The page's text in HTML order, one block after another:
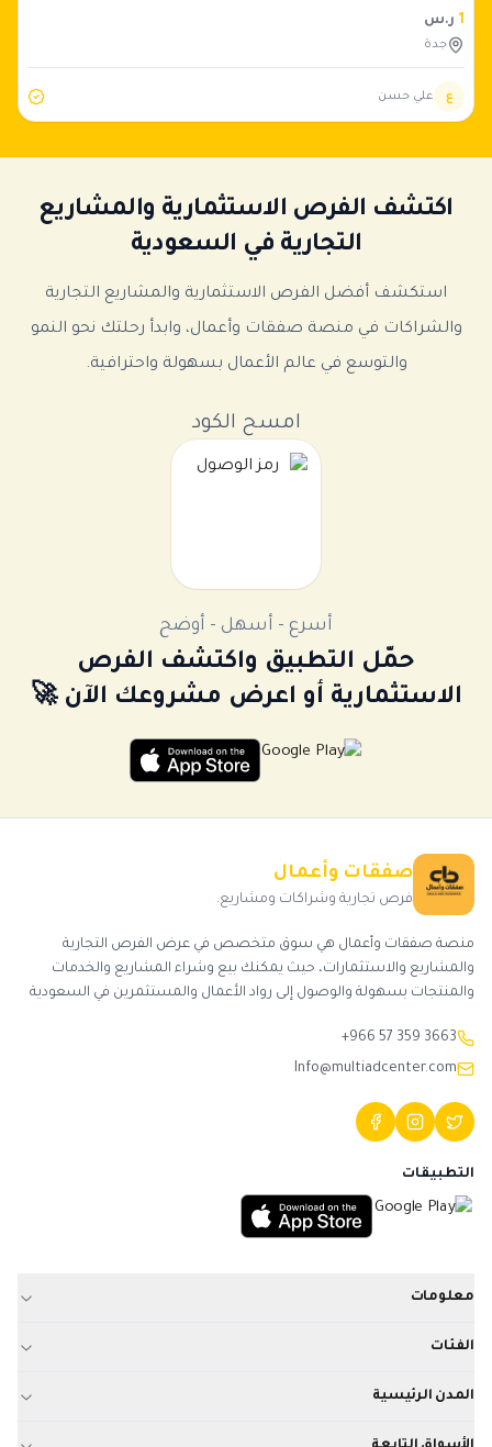
1 ر.س
جدة
ع علي حسن
اكتشف الفرص الاستثمارية والمشاريع
التجارية في السعودية
استكشف أفضل الفرص الاستثمارية والمشاريع التجارية
والشراكات في منصة صفقات وأعمال، وابدأ رحلتك نحو النمو
والتوسع في عالم الأعمال بسهولة واحترافية.
امسح الكود
أسرع - أسهل - أوضح
حمّل التطبيق واكتشف الفرص
الاستثمارية أو اعرض مشروعك الآن 🚀
صفقات وأعمال
فرص تجارية وشراكات ومشاريع.
منصة صفقات وأعمال هي سوق متخصص في عرض الفرص التجارية
والمشاريع والاستثمارات، حيث يمكنك بيع وشراء المشاريع والخدمات
والمنتجات بسهولة والوصول إلى رواد الأعمال والمستثمرين في السعودية
+966 57 359 3663
Info@multiadcenter.com
التطبيقات
معلومات
الفئات
المدن الرئيسية